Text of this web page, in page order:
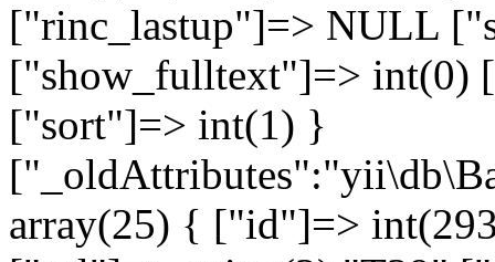
["rinc_lastup"]=> NULL
["show_fulltext"]=> int(0)
["sort"]=> int(1) }
array(25) { ["id"]=>